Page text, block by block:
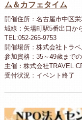
ム＆カフェタイム
開催住所：名古屋市中区
城線：矢場町駅5番出口か
TEL:052-265-9753
開催場所：株式会社トラ
参加資格：35～49歳まで
主催：株式会社TRAVEL
受付状況：イベント終了